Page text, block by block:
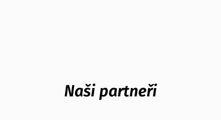
Naši partneři